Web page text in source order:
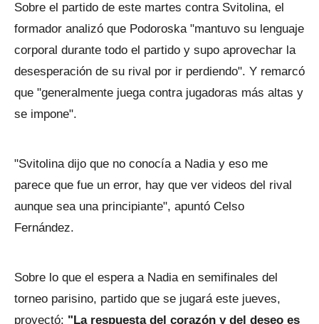
Sobre el partido de este martes contra Svitolina, el
formador analizó que Podoroska "mantuvo su lenguaje
corporal durante todo el partido y supo aprovechar la
desesperación de su rival por ir perdiendo". Y remarcó
que "generalmente juega contra jugadoras más altas y
se impone".
"Svitolina dijo que no conocía a Nadia y eso me
parece que fue un error, hay que ver videos del rival
aunque sea una principiante", apuntó Celso
Fernández.
Sobre lo que el espera a Nadia en semifinales del
torneo parisino, partido que se jugará este jueves,
proyectó: "La respuesta del corazón y del deseo es